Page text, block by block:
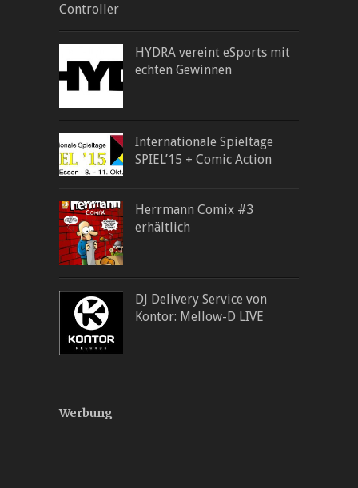
Controller
HYDRA vereint eSports mit
echten Gewinnen
Internationale Spieltage
SPIEL’15 + Comic Action
Herrmann Comix #3
erhältlich
DJ Delivery Service von
Kontor: Mellow-D LIVE
Werbung